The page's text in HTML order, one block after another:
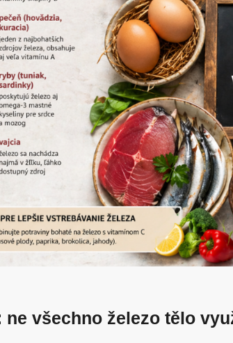
ne všechno železo tělo